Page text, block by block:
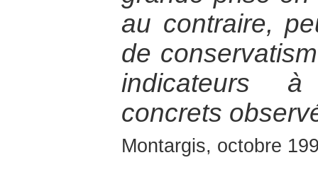
au contraire,
de
indicateurs à
concrets
Montargis, octobre